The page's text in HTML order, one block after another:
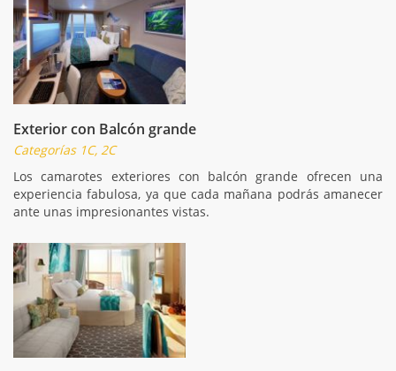
Exterior con Balcón grande
Categorías 1C, 2C
Los camarotes exteriores con balcón grande ofrecen una
experiencia fabulosa, ya que cada mañana podrás amanecer
ante unas impresionantes vistas.